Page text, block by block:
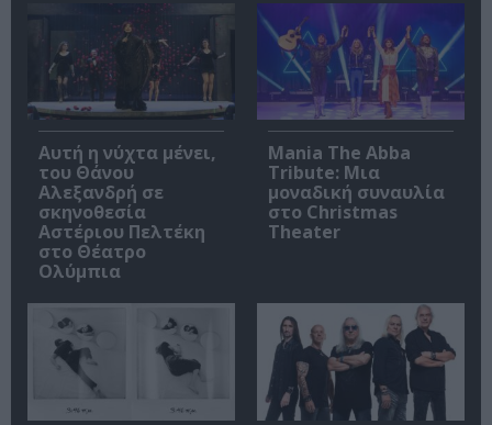
Αυτή η νύχτα μένει,
του Θάνου
Αλεξανδρή σε
σκηνοθεσία
Αστέριου Πελτέκη
στο Θέατρο
Ολύμπια
Mania The Abba
Tribute: Μια
μοναδική συναυλία
στο Christmas
Theater